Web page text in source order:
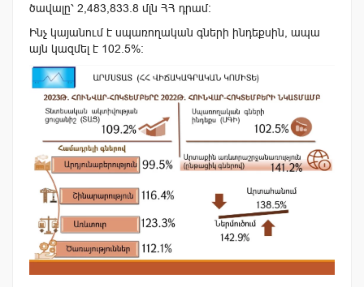
ծավալը՝ 2,483,833.8 մլն ՀՀ դրամ։
Ինչ կայանում է սպառողական գների ինդեքսին, ապա
այն կազմել է 102.5%։